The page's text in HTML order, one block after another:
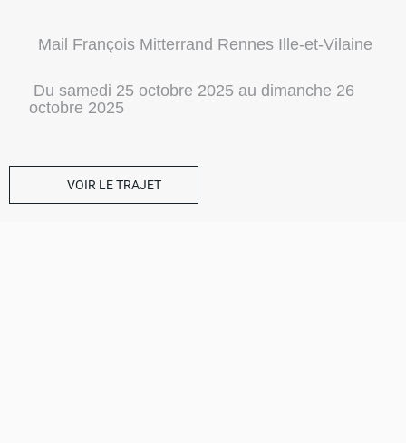
Mail François Mitterrand Rennes Ille-et-Vilaine
octobre 2025
VOIR LE TRAJET